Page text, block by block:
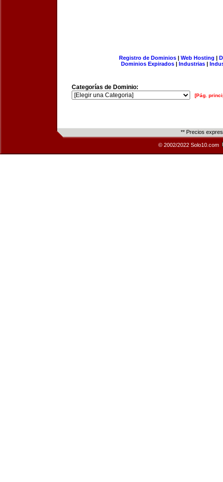
Registro de Dominios| Web Hosting |
Dominios Expirados | Industrias |
Categorías de Dominio:
[Pág.
** Precios
© 2002/2022 Solo10.com